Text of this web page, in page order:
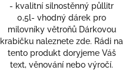
- kvalitní silnostěnný půllitr
0,5l- vhodný dárek pro
milovníky větroňů Dárkovou
krabičku naleznete zde. Rádi na
tento produkt doryjeme Váš
text, věnování nebo výročí.